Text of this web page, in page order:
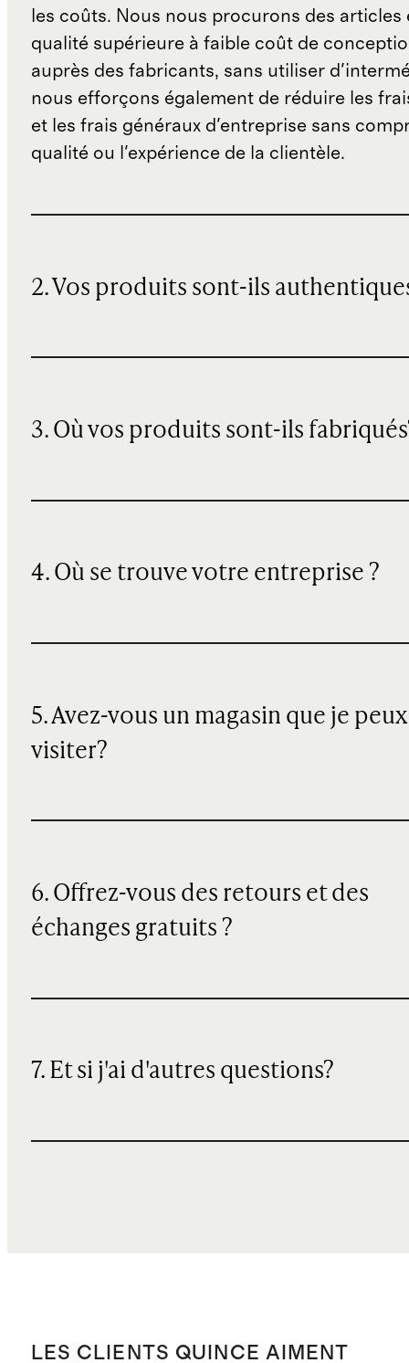
les coûts. Nous nous procurons des articles
qualité supérieure à faible coût de
auprès des fabricants, sans utiliser
nous efforçons également de réduire les
et les frais généraux d'entreprise sans
qualité ou l'expérience de la clientèle.
2. Vos produits sont-ils
3. Où vos produits sont-ils
4. Où se trouve votre entreprise ?
5. Avez-vous un magasin que je peux
visiter?
6. Offrez-vous des retours et des
échanges gratuits ?
7. Et si j'ai d'autres questions?
LES CLIENTS QUINCE AIMENT